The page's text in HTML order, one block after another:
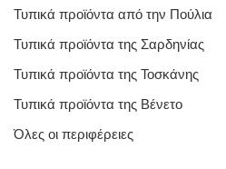
Τυπικά προϊόντα από την Πούλια
Τυπικά προϊόντα της Σαρδηνίας
Τυπικά προϊόντα της Τοσκάνης
Τυπικά προϊόντα της Βένετο
Όλες οι περιφέρειες